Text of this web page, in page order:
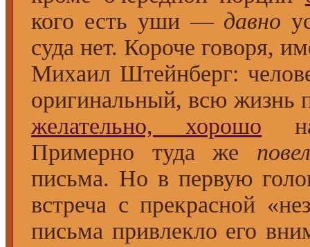
кого есть уши — давно
суда нет. Короче говоря,
Михаил Штейнберг:
оригинальный, всю жизнь
желательно, хорошо
Примерно туда же
письма. Но в первую
встреча с прекрасной
письма привлекло его